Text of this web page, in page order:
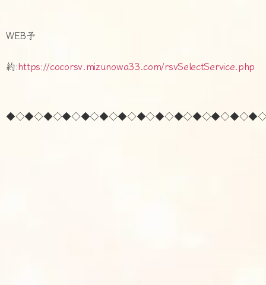
WEB予
約:https://cocorsv.mizunowa33.com/rsvSelectService.php